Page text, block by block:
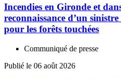
Incendies en Gironde et
reconnaissance d’un
pour les forêts touchées
Communiqué de presse
Publié le 06 août 2026